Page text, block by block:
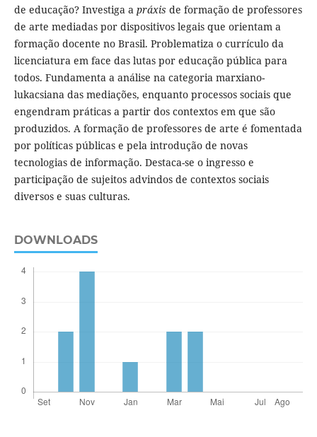
de educação? Investiga a práxis de formação de professores
de arte mediadas por dispositivos legais que orientam a
formação docente no Brasil. Problematiza o currículo da
licenciatura em face das lutas por educação pública para
todos. Fundamenta a análise na categoria marxiano-
lukacsiana das mediações, enquanto processos sociais que
engendram práticas a partir dos contextos em que são
produzidos. A formação de professores de arte é fomentada
por políticas públicas e pela introdução de novas
tecnologias de informação. Destaca-se o ingresso e
participação de sujeitos advindos de contextos sociais
diversos e suas culturas.
DOWNLOADS